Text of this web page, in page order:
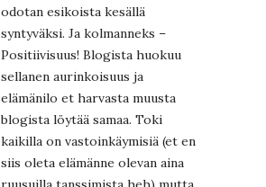
odotan esikoista kesällä
syntyväksi. Ja kolmanneks –
Positiivisuus! Blogista huokuu
sellanen aurinkoisuus ja
elämänilo et harvasta muusta
blogista löytää samaa. Toki
kaikilla on vastoinkäymisiä (et en
siis oleta elämänne olevan aina